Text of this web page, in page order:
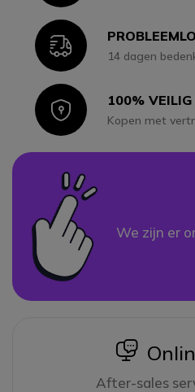
Icon14 dagen
Icon100%
Kopen met
We zijn er
icon
After-sales